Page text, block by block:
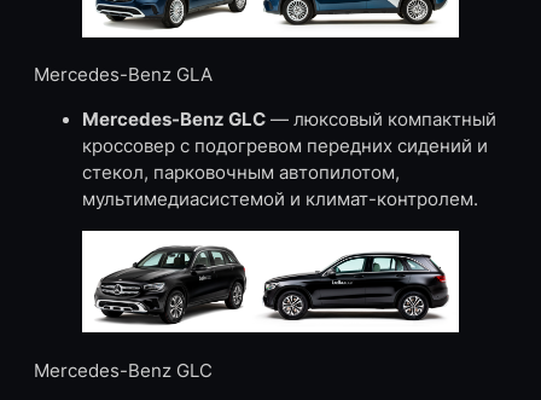
Mercedes-Benz GLA
Mercedes-Benz GLC — люксовый компактный
кроссовер с подогревом передних сидений и
стекол, парковочным автопилотом,
мультимедиасистемой и климат-контролем.
Mercedes-Benz GLC